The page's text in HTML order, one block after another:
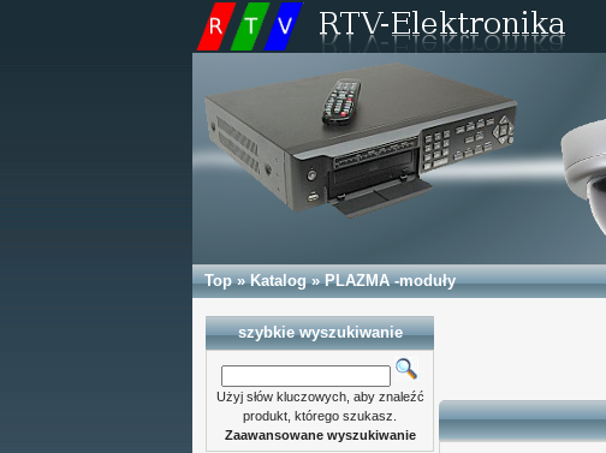
Top»Katalog»PLAZMA -moduły
szybkie wyszukiwanie
Użyj słów kluczowych, aby znaleźć
produkt, którego szukasz.
Zaawansowane wyszukiwanie